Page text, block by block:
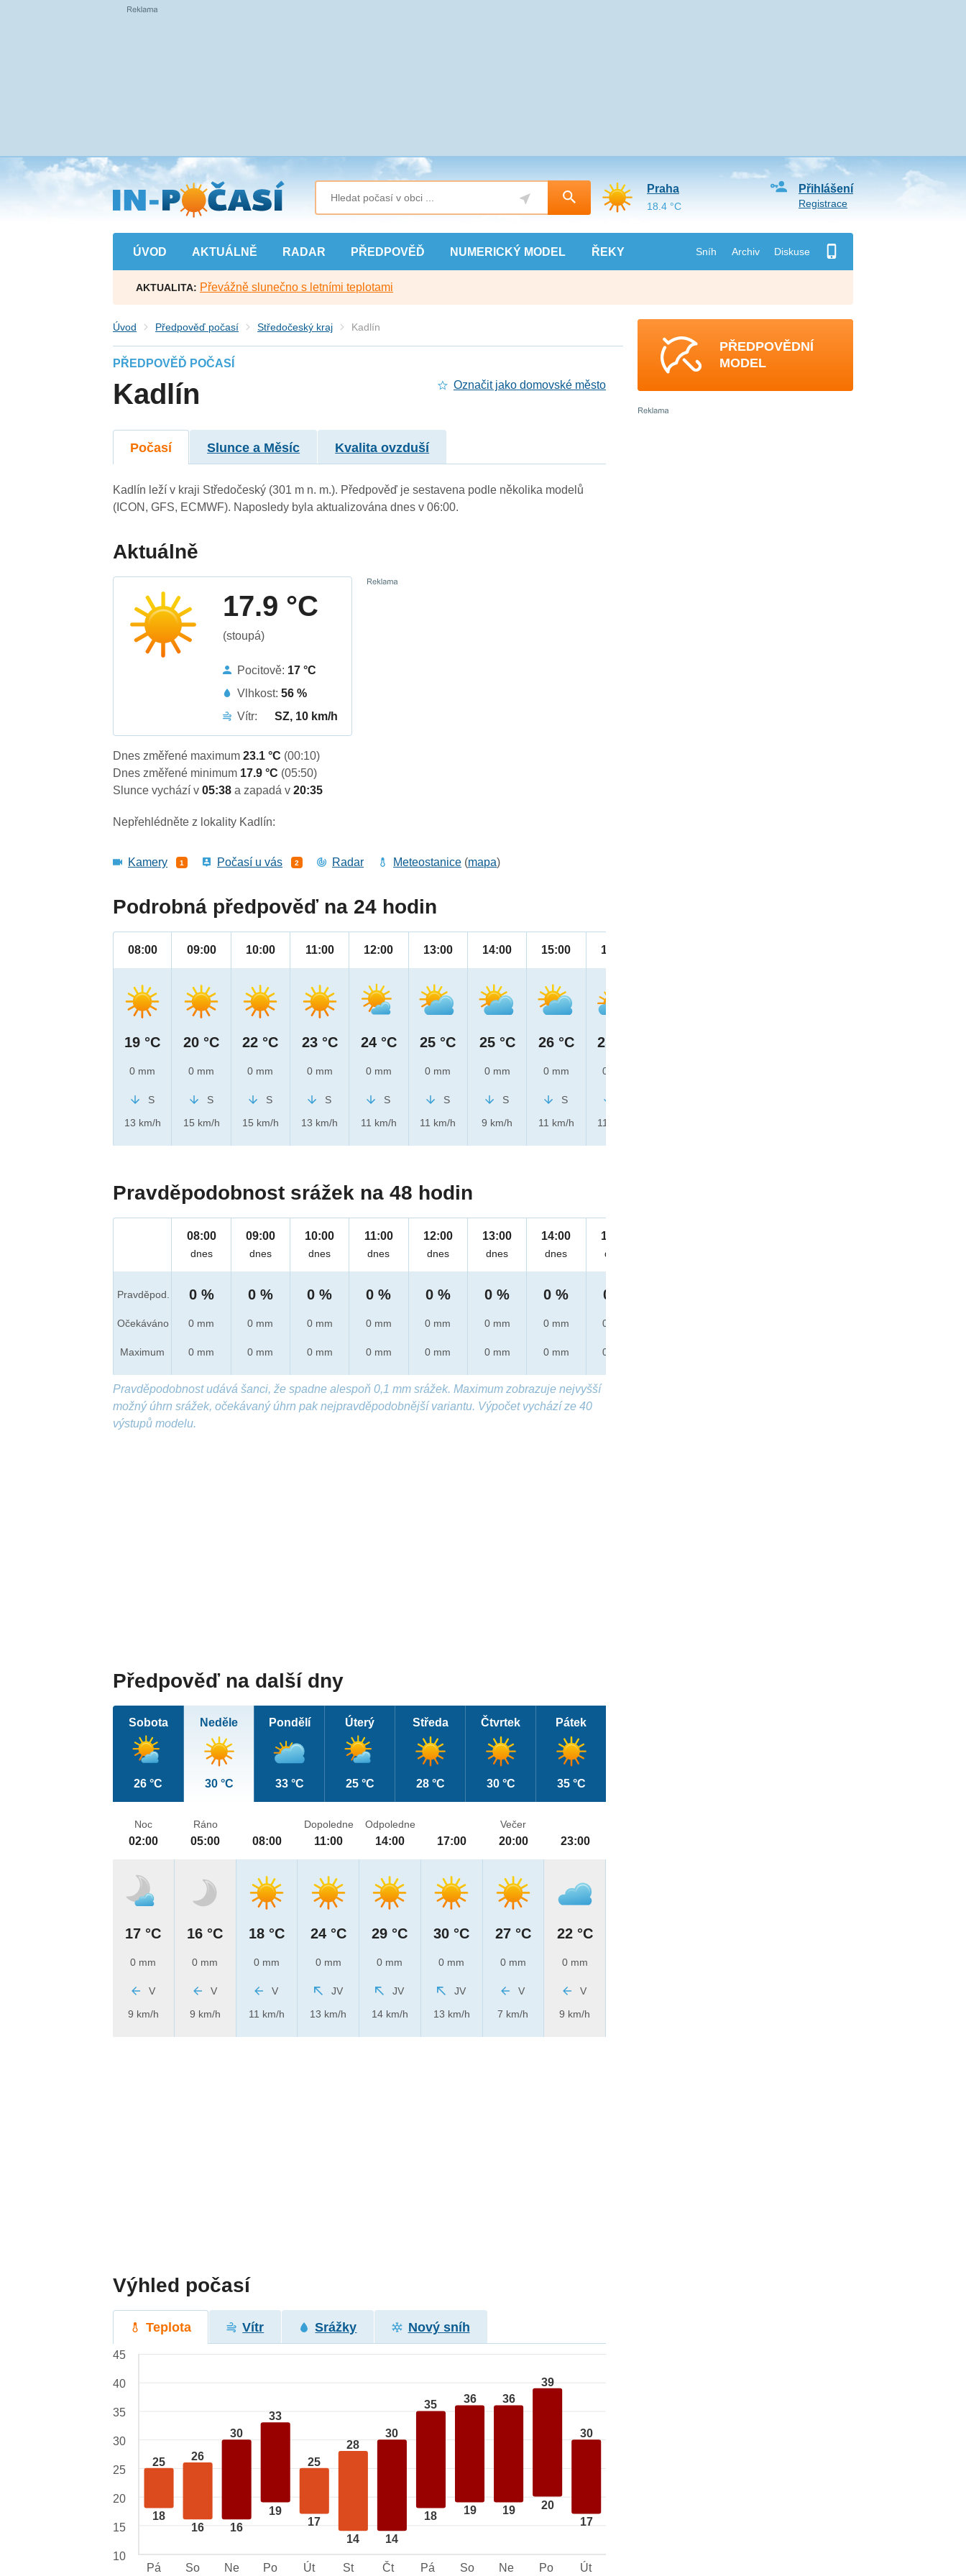
Přejít
na
hlavní
obsah
ÚVOD AKTUÁLNĚ RADAR PŘEDPOVĚĎ NUMERICKÝ MODEL ŘEKY Sníh Archiv Diskuse
Přihlášení
Registrace
Praha
18.4 °C
AKTUALITA: Převážně slunečno s letními teplotami
Úvod Předpověď počasí Středočeský kraj Kadlín
PŘEDPOVĚĎ POČASÍ
Kadlín Označit jako domovské město
Počasí Slunce a Měsíc Kvalita ovzduší
Kadlín leží v kraji Středočeský (301 m n. m.). Předpověď je sestavena podle několika modelů
(ICON, GFS, ECMWF). Naposledy byla aktualizována dnes v 06:00.
Aktuálně
17.9 °C
(stoupá)
Pocitově: 17 °C
Vlhkost:56 %
Vítr:
SZ, 10 km/h
Dnes změřené maximum23.1 °C (00:10)
Dnes změřené minimum 17.9 °C (05:50)
Slunce vychází v05:38a zapadá v20:35
Nepřehlédněte z lokality Kadlín:
Kamery 1 Počasí u vás 2 Radar Meteostanice (mapa)
Podrobná předpověď na 24 hodin
08:00
19 °C
0 mm
S
13 km/h
09:00
20 °C
0 mm
S
15 km/h
10:00
22 °C
0 mm
S
15 km/h
11:00
23 °C
0 mm
S
13 km/h
12:00
24 °C
0 mm
S
11 km/h
13:00
25 °C
0 mm
S
11 km/h
14:00
25 °C
0 mm
S
9 km/h
15:00
26 °C
0 mm
S
11 km/h
16:00
25 °C
0 mm
11 km/h
Pravděpodobnost srážek na 48 hodin
Pravděpod.
Očekáváno
Maximum
08:00
dnes
0 %
0 mm
0 mm
09:00
dnes
0 %
0 mm
0 mm
10:00
dnes
0 %
0 mm
0 mm
11:00
dnes
0 %
0 mm
0 mm
12:00
dnes
0 %
0 mm
0 mm
13:00
dnes
0 %
0 mm
0 mm
14:00
dnes
0 %
0 mm
0 mm
15:00
dnes
0 %
0 mm
0 mm
Pravděpodobnost udává šanci, že spadne alespoň 0,1 mm srážek. Maximum zobrazuje nejvyšší
možný úhrn srážek, očekávaný úhrn pak nejpravděpodobnější variantu. Výpočet vychází ze 40
výstupů modelu.
Předpověď na další dny
Sobota
26 °C
Neděle
30 °C
Pondělí
33 °C
Úterý
25 °C
Středa
28 °C
Čtvrtek
30 °C
Pátek
35 °C
Noc
02:00
17 °C
0 mm
V
9 km/h
Ráno
05:00
16 °C
0 mm
V
9 km/h
08:00
18 °C
0 mm
V
11 km/h
Dopoledne
11:00
24 °C
0 mm
JV
13 km/h
Odpoledne
14:00
29 °C
0 mm
JV
14 km/h
17:00
30 °C
0 mm
JV
13 km/h
Večer
20:00
27 °C
0 mm
V
7 km/h
23:00
22 °C
0 mm
V
9 km/h
Výhled počasí
Teplota Vítr Srážky Nový sníh
25
18
26
16
30
16
33
19
25
17
28
14
30
14
35
18
36
19
36
19
39
20
30
17
45
40
35
30
25
20
15
10
Pá
So Ne Po Út St Čt Pá So Ne Po Út
PŘEDPOVĚDNÍ
MODEL